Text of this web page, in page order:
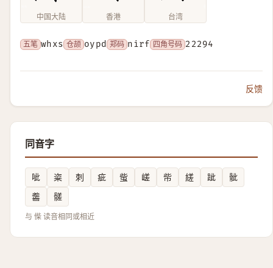
中国大陆 香港 台湾
五笔 whxs 仓颉 oypd 郑码 nirf 四角号码 22294
反馈
同音字
呲 粢 刺 疵 䖪 嵯 㠿 縒 跐
骴
齹
髊
与 偨 读音相同或相近